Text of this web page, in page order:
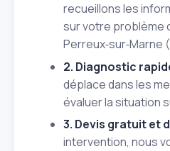
recueillons les
sur votre problème
Perreux‑sur‑Marne
2. Diagnostic
déplace dans les
évaluer la situation
3. Devis gratuit et
intervention, nous